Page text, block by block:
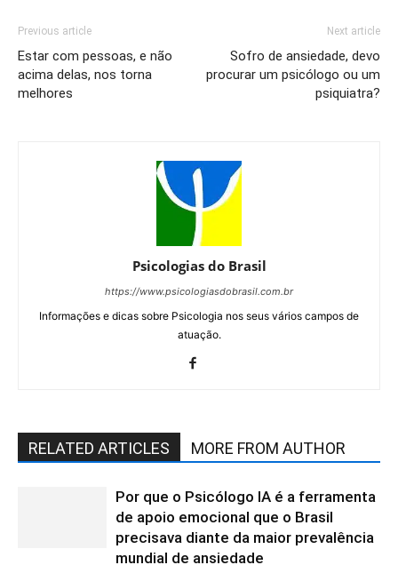
Previous article
Estar com pessoas, e não
acima delas, nos torna
melhores
Next article
Sofro de ansiedade, devo
procurar um psicólogo ou um
psiquiatra?
Psicologias do Brasil
https://www.psicologiasdobrasil.com.br
Informações e dicas sobre Psicologia nos seus vários campos de
atuação.
RELATED ARTICLES MORE FROM AUTHOR
Por que o Psicólogo IA é a ferramenta
de apoio emocional que o Brasil
precisava diante da maior prevalência
mundial de ansiedade